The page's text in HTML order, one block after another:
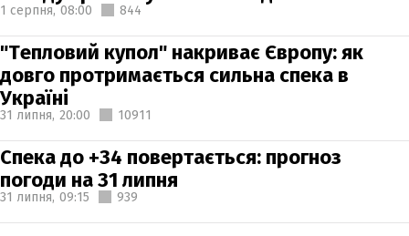
1 серпня, 08:00 844
"Тепловий купол" накриває Європу: як
довго протримається сильна спека в
Україні
31 липня, 20:00 10911
Спека до +34 повертається: прогноз
погоди на 31 липня
31 липня, 09:15 939